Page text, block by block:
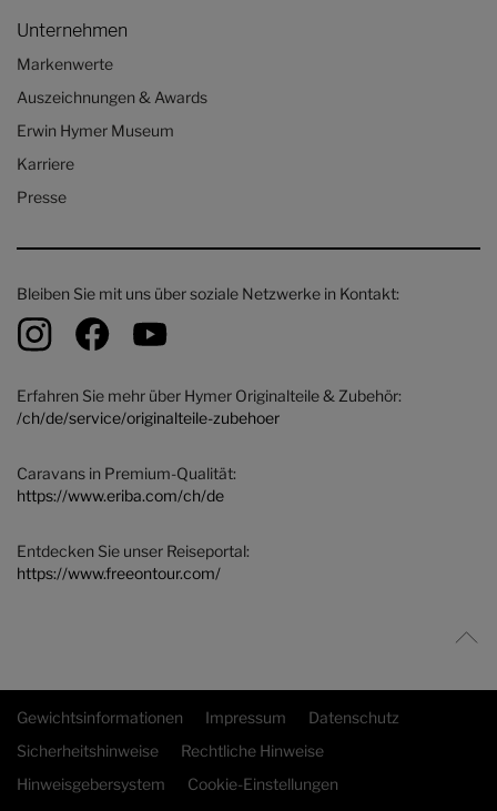
Unternehmen
Markenwerte
Auszeichnungen & Awards
Erwin Hymer Museum
Karriere
Presse
Bleiben Sie mit uns über soziale Netzwerke in Kontakt:
Erfahren Sie mehr über Hymer Originalteile & Zubehör:
/ch/de/service/originalteile-zubehoer
Caravans in Premium-Qualität:
https://www.eriba.com/ch/de
Entdecken Sie unser Reiseportal:
https://www.freeontour.com/
Gewichtsinformationen Impressum
Datenschutz
Sicherheitshinweise
Rechtliche Hinweise
Hinweisgebersystem
Cookie-Einstellungen